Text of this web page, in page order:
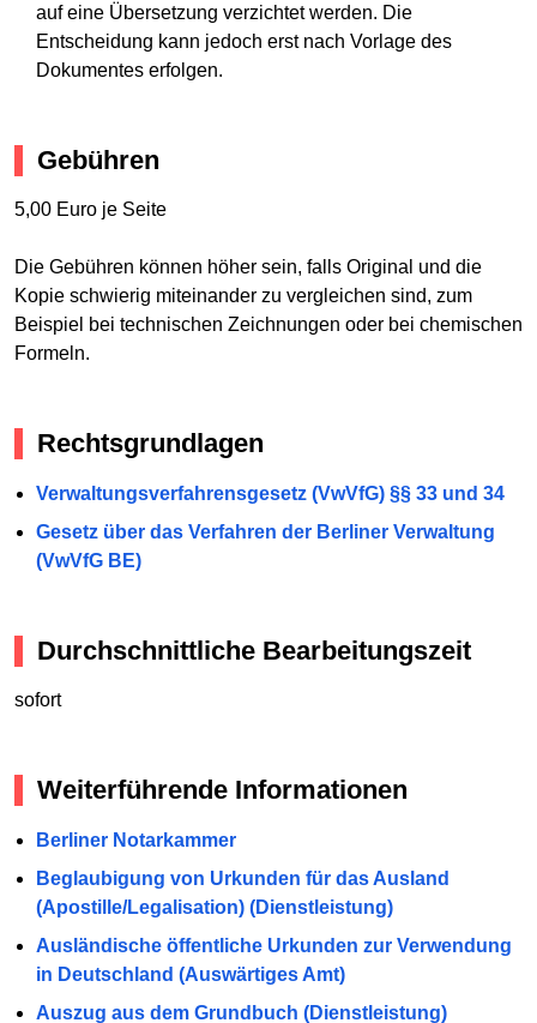
auf eine Übersetzung verzichtet werden. Die
Entscheidung kann jedoch erst nach Vorlage des
Dokumentes erfolgen.
Gebühren
5,00 Euro je Seite
Die Gebühren können höher sein, falls Original und die
Kopie schwierig miteinander zu vergleichen sind, zum
Beispiel bei technischen Zeichnungen oder bei chemischen
Formeln.
Rechtsgrundlagen
Verwaltungsverfahrensgesetz (VwVfG) §§ 33 und 34
Gesetz über das Verfahren der Berliner Verwaltung
(VwVfG BE)
Durchschnittliche Bearbeitungszeit
sofort
Weiterführende Informationen
Berliner Notarkammer
Beglaubigung von Urkunden für das Ausland
(Apostille/Legalisation) (Dienstleistung)
Ausländische öffentliche Urkunden zur Verwendung
in Deutschland (Auswärtiges Amt)
Auszug aus dem Grundbuch (Dienstleistung)